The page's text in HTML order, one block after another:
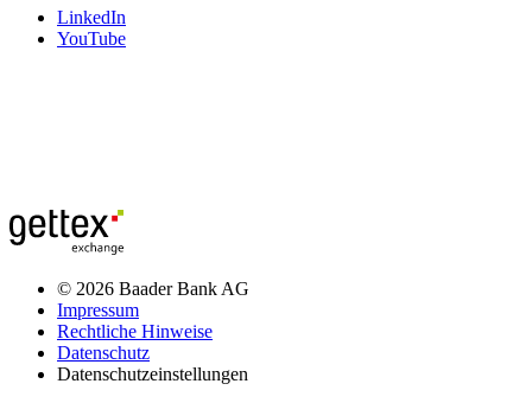
LinkedIn
YouTube
© 2026 Baader Bank AG
Impressum
Rechtliche Hinweise
Datenschutz
Datenschutzeinstellungen